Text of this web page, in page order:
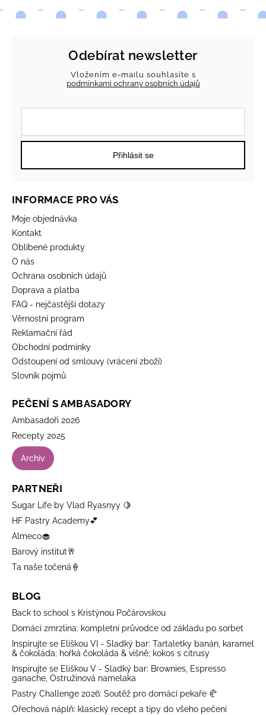
Odebírat newsletter
Vložením e-mailu souhlasíte s
podmínkami ochrany osobních údajů
Přihlásit se
INFORMACE PRO VÁS
Moje objednávka
Kontakt
Oblíbené produkty
O nás
Ochrana osobních údajů
Doprava a platba
FAQ - nejčastější dotazy
Věrnostní program
Reklamační řád
Obchodní podmínky
Odstoupení od smlouvy (vrácení zboží)
Slovník pojmů
PEČENÍ S AMBASADORY
Ambasadoři 2026
Recepty 2025
Archiv
PARTNEŘI
Sugar Life by Vlad Ryasnyy 🍋
HF Pastry Academy💕
Almeco🧁
Barový institut🥂
Ta naše točená🍦
BLOG
Back to school s Kristýnou Počárovskou
Domácí zmrzlina: kompletní průvodce od základu po sorbet
Inspirujte se Eliškou VI - Sladký bar: Tartaletky banán, karamel
& čokoláda; hořká čokoláda & višně; kokos s citrusy
Inspirujte se Eliškou V - Sladký bar: Brownies, Espresso
ganache, Ostružinová namelaka
Pastry Challenge 2026: Soutěž pro domácí pekaře 🥐
Ořechová náplň: klasický recept a tipy do všeho pečení